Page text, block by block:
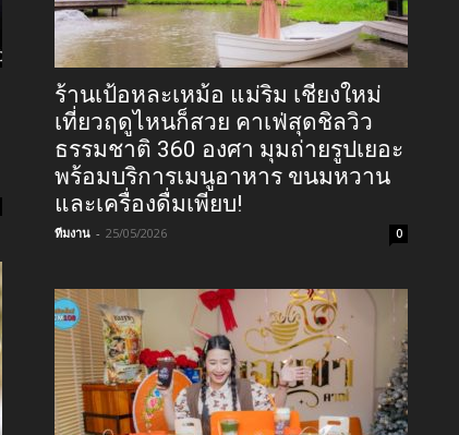
ร้านเป้อหละเหม้อ แม่ริม เชียงใหม่
เที่ยวฤดูไหนก็สวย คาเฟ่สุดชิลวิว
ธรรมชาติ 360 องศา มุมถ่ายรูปเยอะ
พร้อมบริการเมนูอาหาร ขนมหวาน
และเครื่องดื่มเพียบ!
ทีมงาน - 25/05/2026 0